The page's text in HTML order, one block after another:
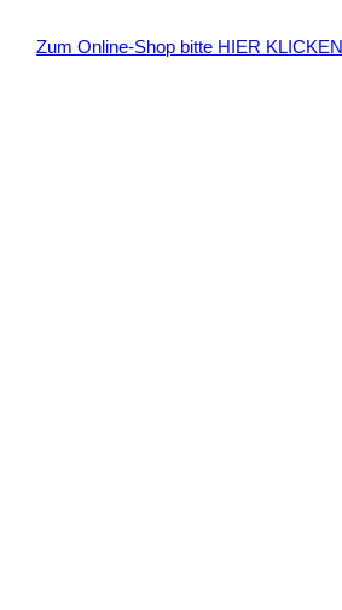
a
Zum Online-Shop bitte HIER KLICKEN